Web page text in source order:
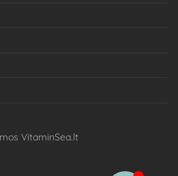
VitaminSea.lt